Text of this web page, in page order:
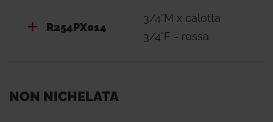
R254PX014
3/4"M x calotta
3/4"F - rossa
NON NICHELATA